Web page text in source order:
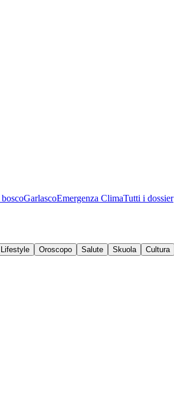
GarlascoEmergenza ClimaTutti i dossier
Lifestyle Oroscopo Salute Skuola Cultura